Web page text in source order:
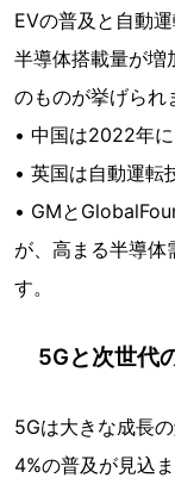
EVの普及と自動
半導体搭載量が増
のものが挙げられ
• 中国は2022年
• 英国は自動運転
• GMと
が、高まる半導体
す。
5Gと次世代
5Gは大きな成長
4%の普及が見込